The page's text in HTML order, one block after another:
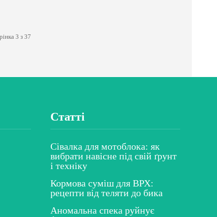
3 з 37
Статті
Сівалка для мотоблока: як
вибрати навісне під свій ґрунт
і техніку
Кормова суміш для ВРХ:
рецепти від теляти до бика
Аномальна спека руйнує